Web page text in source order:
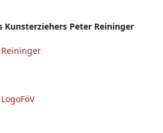
Kunsterziehers Peter Reininger